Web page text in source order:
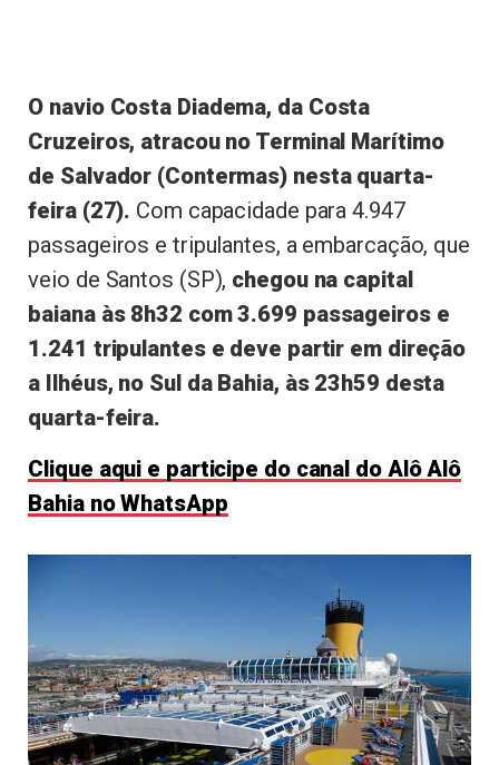
O navio Costa Diadema, da Costa
Cruzeiros, atracou no Terminal Marítimo
de Salvador (Contermas) nesta quarta-
feira (27). Com capacidade para 4.947
passageiros e tripulantes, a embarcação, que
veio de Santos (SP), chegou na capital
baiana às 8h32 com 3.699 passageiros e
1.241 tripulantes e deve partir em direção
a Ilhéus, no Sul da Bahia, às 23h59 desta
quarta-feira.
Clique aqui e participe do canal do Alô Alô
Bahia no WhatsApp